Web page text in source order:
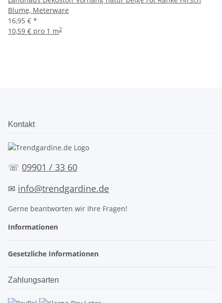
Blume, Meterware
16,95 € *
10,59 € pro 1 m2
Kontakt
☏ 09901 / 33 60
✉ info@trendgardine.de
Gerne beantworten wir Ihre Fragen!
Informationen
Gesetzliche Informationen
Zahlungsarten